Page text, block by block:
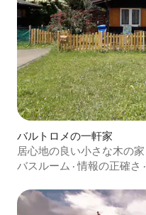
バルトロメの一軒家
居心地の良い小さな木の家
バスルーム ·情報の正確さ ·